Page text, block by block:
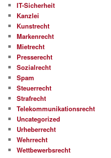
IT-Sicherheit
Kanzlei
Kunstrecht
Markenrecht
Mietrecht
Presserecht
Sozialrecht
Spam
Steuerrecht
Strafrecht
Telekommunikationsrecht
Uncategorized
Urheberrecht
Wehrrecht
Wettbewerbsrecht